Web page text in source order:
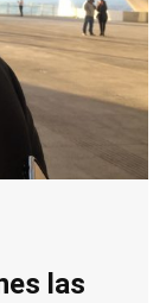
las